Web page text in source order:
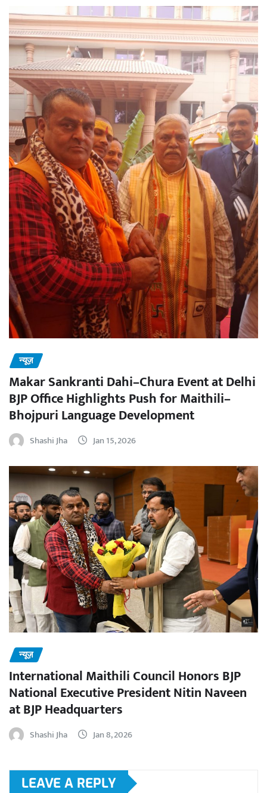
न्यूज़
Makar Sankranti Dahi–Chura Event at Delhi
BJP Office Highlights Push for Maithili–
Bhojpuri Language Development
Shashi Jha Jan 15, 2026
न्यूज़
International Maithili Council Honors BJP
National Executive President Nitin Naveen
at BJP Headquarters
Shashi Jha Jan 8, 2026
LEAVE A REPLY